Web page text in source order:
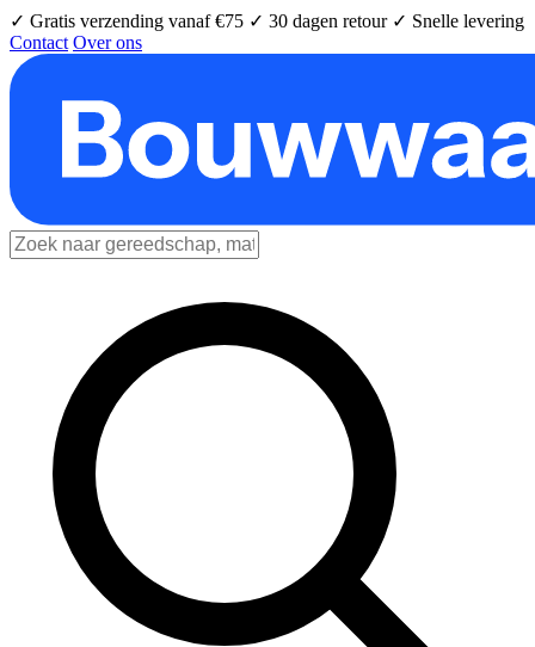
✓ Gratis verzending vanaf €75 ✓ 30 dagen retour ✓ Snelle levering
Contact Over ons